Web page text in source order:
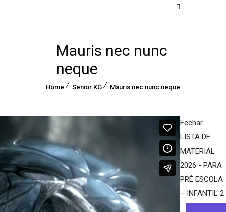
Mauris nec nunc
neque
Home Senior KG Mauris nec nunc neque
Fechar
LISTA DE
MATERIAL
2026 - PARA
PRÉ ESCOLA
– INFANTIL 2